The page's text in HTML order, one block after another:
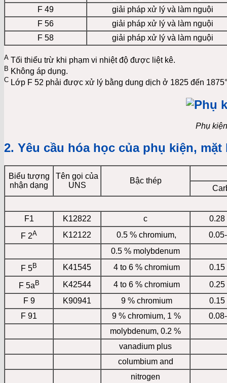
F 49
giải pháp xử lý và làm nguội
F 56
giải pháp xử lý và làm nguội
F 58
giải pháp xử lý và làm nguội
A Tối thiểu trừ khi phạm vi nhiệt độ được liệt kê.
B Không áp dụng.
C Lớp F 52 phải được xử lý bằng dung dịch ở 1825 đến
Phụ
2. Yêu cầu hóa học của phụ kiện,
Biểu tượng
nhận dạng
Tên gọi của
UNS
Bậc thép
F1 K12822 c 0.28
F 2A K12122 0.5 % chromium,
0.5 % molybdenum
F 5B K41545 4 to 6 % chromium 0.15
F 5aB K42544 4 to 6 % chromium
0.25
F 9
K90941 9 % chromium
0.15
F 91
9 % chromium, 1 %
molybdenum, 0.2 %
vanadium plus
columbium and
nitrogen